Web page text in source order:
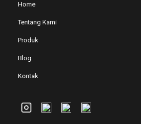
Home
Tentang Kami
Produk
Blog
Kontak